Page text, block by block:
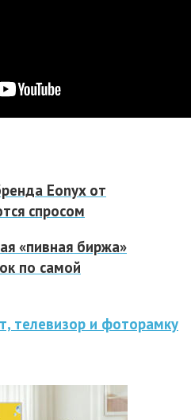
Eonyx от
спросом
«пивная биржа»
по самой
телевизор и фоторамку